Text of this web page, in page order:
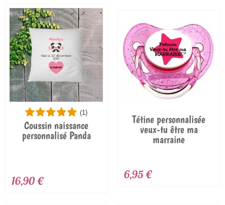
(1)
Coussin naissance
personnalisé Panda
16,90 €
Tétine personnalisée
veux-tu être ma
marraine
6,95 €